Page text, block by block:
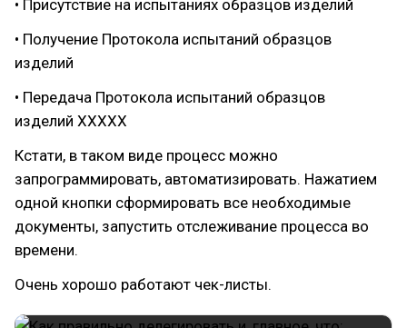
• Присутствие на испытаниях образцов изделий
• Получение Протокола испытаний образцов
изделий
• Передача Протокола испытаний образцов
изделий ХХХХХ
Кстати, в таком виде процесс можно
запрограммировать, автоматизировать. Нажатием
одной кнопки сформировать все необходимые
документы, запустить отслеживание процесса во
времени.
Очень хорошо работают чек-листы.